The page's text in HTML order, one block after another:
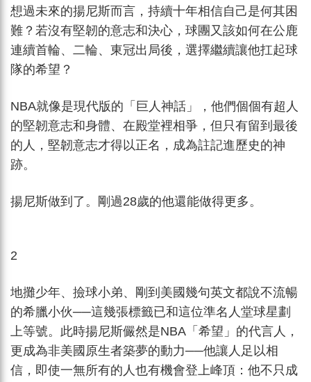
想過未來的揚尼斯而言，持續十年相信自己是何其困
難？若沒有堅韌的意志和決心，球團又該如何在公鹿
連續首輪、二輪、東冠出局後，選擇繼續讓他扛起球
隊的希望？
NBA就像是現代版的「巨人神話」，他們個個有超人
的堅韌意志和身體、在殿堂裡相爭，但只有留到最後
的人，堅韌意志才得以正名，成為註記進歷史的神
跡。
揚尼斯做到了。剛過28歲的他還能做得更多。
2
地攤少年、撿球小弟、剛到美國幾句英文都說不流暢
的希臘小伙──這幾張標籤已和這位準名人堂球星劃
上等號。此時揚尼斯儼然是NBA「希望」的代言人，
更成為非美國原生者築夢的動力──他讓人足以相
信，即使一無所有的人也有機會登上峰頂：他不只成